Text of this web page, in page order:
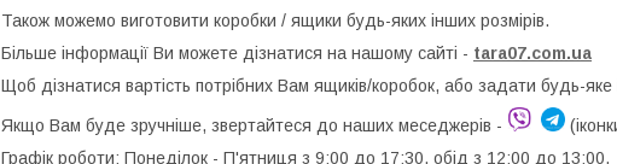
Також можемо виготовити коробки / ящики будь-яких інших розмірів.
Більше інформації Ви можете дізнатися на нашому сайті - tara07.com.ua
Щоб дізнатися вартість потрібних Вам ящиків/коробок, або задати будь-
Якщо Вам буде зручніше, звертайтеся до наших меседжерів -
Графік роботи: Понеділок - П'ятниця з 9:00 до 17:30, обід з 12:00 до 13:00.